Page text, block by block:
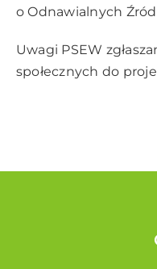
o Odnawialnych
Uwagi PSEW
społecznych do